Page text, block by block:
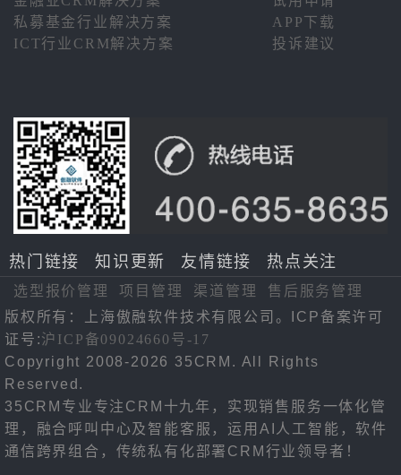
私募基金行业解决方案
APP下载
ICT行业CRM解决方案
投诉建议
热门链接 知识更新 友情链接 热点关注
选型报价管理 项目管理 渠道管理
售后服务管理
版权所有：上海傲融软件技术有限公司。ICP备案许可
证号:沪ICP备09024660号-17
Copyright 2008-2026 35CRM. All Rights
Reserved.
35CRM专业专注CRM十九年，实现销售服务一体化管
理，融合呼叫中心及智能客服，运用AI人工智能，软件
通信跨界组合，传统私有化部署CRM行业领导者！